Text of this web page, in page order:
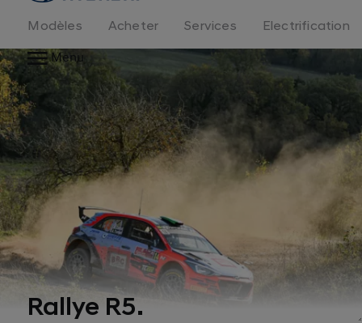
logo
Modèles Acheter Services
Electrification
Menu
Rallye R5.